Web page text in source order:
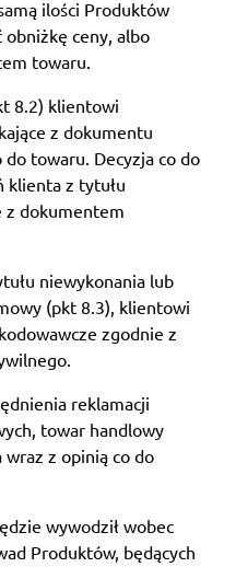
ilości Produktów
obniżkę ceny, albo
towaru.
8.2) klientowi
z dokumentu
do towaru. Decyzja co do
klienta z tytułu
z dokumentem
niewykonania lub
(pkt 8.3), klientowi
zgodnie z
reklamacji
towar handlowy
wraz z opinią co do
wywodził wobec
Produktów, będących